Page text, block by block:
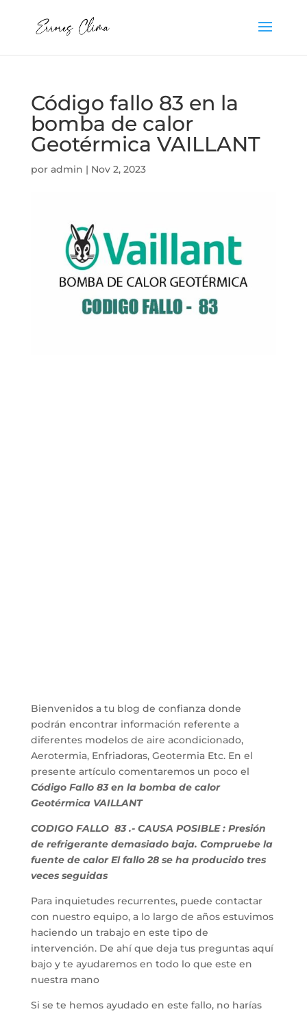
Código fallo 83 en la
bomba de calor
Geotérmica VAILLANT
por admin | Nov 2, 2023
Bienvenidos a tu blog de confianza donde
podrán encontrar información referente a
diferentes modelos de aire acondicionado,
Aerotermia, Enfriadoras, Geotermia Etc. En el
presente artículo comentaremos un poco el
Código Fallo 83 en la bomba de calor
Geotérmica VAILLANT
CODIGO FALLO 83 .- CAUSA POSIBLE : Presión
de refrigerante demasiado baja. Compruebe la
fuente de calor El fallo 28 se ha producido tres
veces seguidas
Para inquietudes recurrentes, puede contactar
con nuestro equipo, a lo largo de años estuvimos
haciendo un trabajo en este tipo de
intervención. De ahí que deja tus preguntas aquí
bajo y te ayudaremos en todo lo que este en
nuestra mano
Si se te hemos ayudado en este fallo, no harías